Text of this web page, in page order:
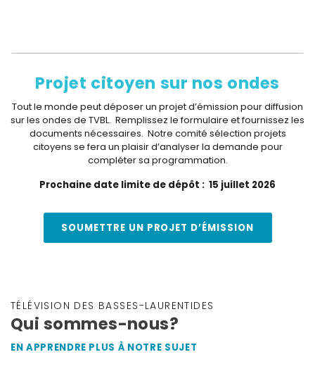
Projet citoyen sur nos ondes
Tout le monde peut déposer un projet d’émission pour diffusion
sur les ondes de TVBL. Remplissez le formulaire et fournissez les
documents nécessaires. Notre comité sélection projets
citoyens se fera un plaisir d’analyser la demande pour
compléter sa programmation.
Prochaine date limite de dépôt : 15 juillet 2026
SOUMETTRE UN PROJET D’ÉMISSION
TÉLÉVISION DES BASSES-LAURENTIDES
Qui sommes-nous?
EN APPRENDRE PLUS À NOTRE SUJET